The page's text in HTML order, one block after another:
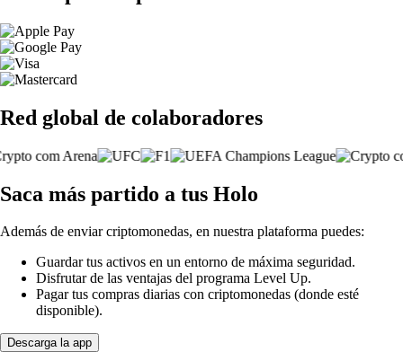
Red global de colaboradores
Saca más partido a tus Holo
Además de enviar criptomonedas, en nuestra plataforma puedes:
Guardar tus activos en un entorno de máxima seguridad.
Disfrutar de las ventajas del programa Level Up.
Pagar tus compras diarias con criptomonedas (donde esté
disponible).
Descarga la app